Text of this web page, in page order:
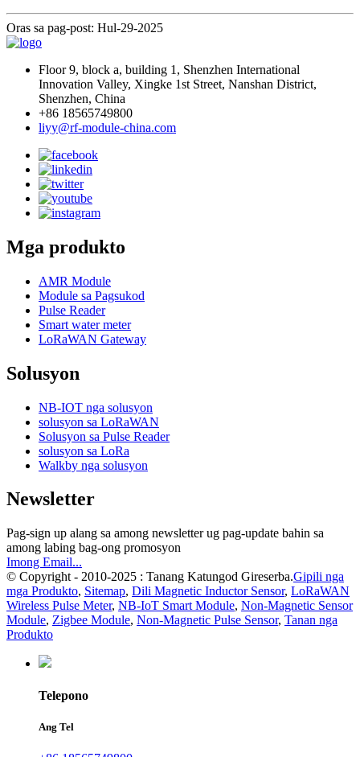
Oras sa pag-post: Hul-29-2025
Floor 9, block a, building 1, Shenzhen International
Innovation Valley, Xingke 1st Street, Nanshan District,
Shenzhen, China
+86 18565749800
liyy@rf-module-china.com
Mga produkto
AMR Module
Module sa Pagsukod
Pulse Reader
Smart water meter
LoRaWAN Gateway
Solusyon
NB-IOT nga solusyon
solusyon sa LoRaWAN
Solusyon sa Pulse Reader
solusyon sa LoRa
Walkby nga solusyon
Newsletter
Pag-sign up alang sa among newsletter ug pag-update bahin sa
among labing bag-ong promosyon
Imong Email...
© Copyright - 2010-2025 : Tanang Katungod Gireserba.Gipili nga
mga Produkto, Sitemap, Dili Magnetic Inductor Sensor, LoRaWAN
Wireless Pulse Meter, NB-IoT Smart Module, Non-Magnetic Sensor
Module, Zigbee Module, Non-Magnetic Pulse Sensor, Tanan nga
Produkto
Telepono
Ang Tel